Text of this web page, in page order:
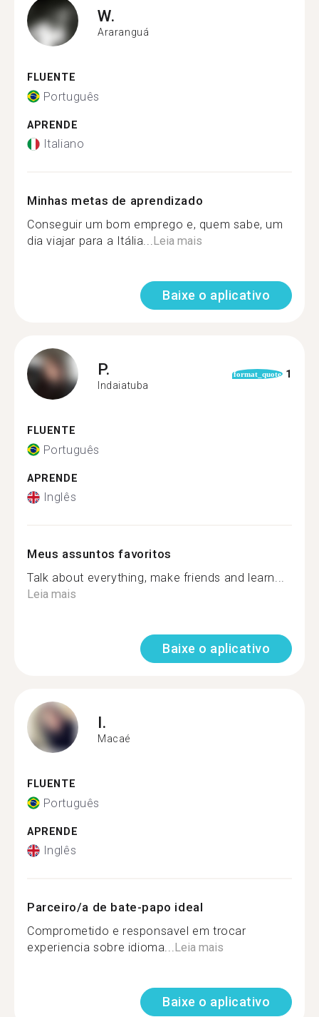
W.
Araranguá
FLUENTE
Português
APRENDE
Italiano
Minhas metas de aprendizado
Conseguir um bom emprego e, quem sabe, um
dia viajar para a Itália...Leia mais
Baixe o aplicativo
P.
Indaiatuba
format_quote 1
FLUENTE
Português
APRENDE
Inglês
Meus assuntos favoritos
Talk about everything, make friends and learn...
Leia mais
Baixe o aplicativo
I.
Macaé
FLUENTE
Português
APRENDE
Inglês
Parceiro/a de bate-papo ideal
Comprometido e responsavel em trocar
experiencia sobre idioma...Leia mais
Baixe o aplicativo